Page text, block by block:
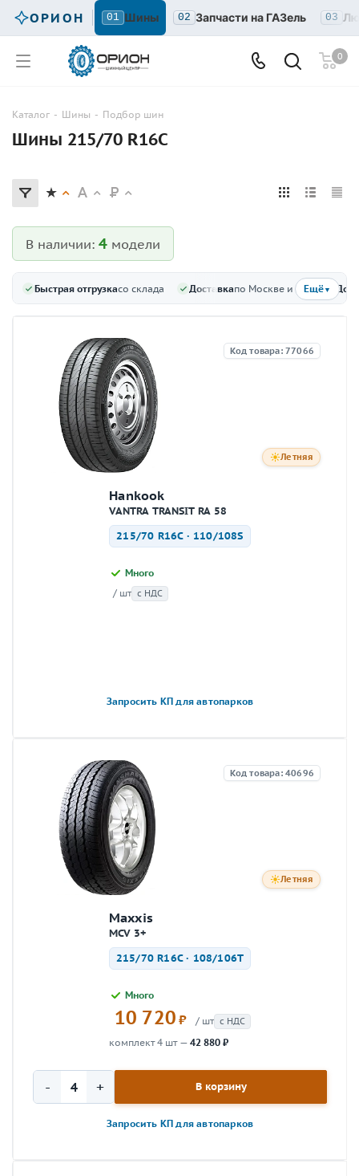
ОРИОН 01 Шины 02 Запчасти на ГАЗель 03
0
Каталог - Шины - Подбор шин
Шины 215/70 R16C
В наличии: 4 модели
Быстрая отгрузкасо склада Доставкапо Москве и МОЕщё▼
Летняя
Код товара: 77066
Hankook
VANTRA TRANSIT RA 58
215/70 R16C · 110/108S
Много
/ шт с НДС
Запросить КП для автопарков
Летняя
Код товара: 40696
Maxxis
MCV 3+
215/70 R16C · 108/106T
Много
10 720 ₽ / шт с НДС
комплект 4 шт — 42 880 ₽
- + В корзину
Запросить КП для автопарков